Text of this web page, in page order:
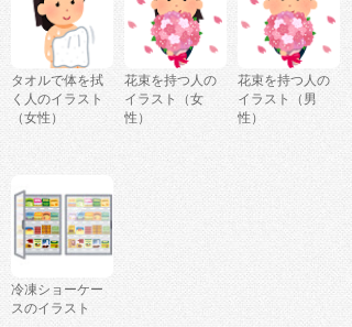
タオルで体を拭
く人のイラスト
（女性）
花束を持つ人の
イラスト（女
性）
花束を持つ人の
イラスト（男
性）
冷凍ショーケー
スのイラスト